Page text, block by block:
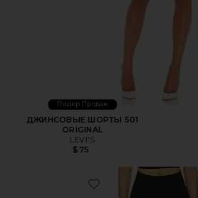
Лидер Продаж
ДЖИНСОВЫЕ ШОРТЫ 501
ORIGINAL
LEVI'S
$75
Favorite ЛЕГГИНСЫ КАПРИ